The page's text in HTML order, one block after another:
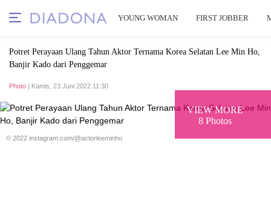
YOUNG WOMAN FIRST JOBBER
Potret Perayaan Ulang Tahun Aktor Ternama Korea Selatan Lee Min Ho,
Banjir Kado dari Penggemar
Photo | Kamis, 23 Juni 2022 11:30
VIEW MORE
8 Photos
© 2022 instagram.com/@actorleeminho